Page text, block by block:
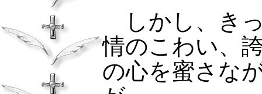
しかし、き
情のこわい、
の心を蜜さな